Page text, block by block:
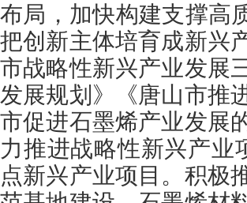
布局，加快构建支撑高
把创新主体培育成新兴
市战略性新兴产业发展
发展规划》《唐山市推
市促进石墨烯产业发展
力推进战略性新兴产业
点新兴产业项目。积极